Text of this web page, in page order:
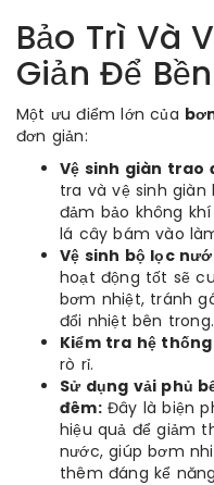
Bảo Trì Và
Giản Để
Một ưu điểm lớn của
đơn giản:
Vệ sinh giàn trao
tra và vệ sinh
đảm bảo không
lá cây bám vào
Vệ sinh bộ lọc
hoạt động tốt sẽ
bơm nhiệt, tránh
đổi nhiệt bên trong.
Kiểm tra hệ
rò rỉ.
Sử dụng vải phủ
đêm:Đây là biện
hiệu quả để giảm
nước, giúp bơm
thêm đáng kể